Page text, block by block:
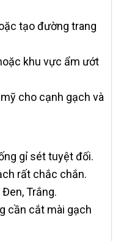
tạo đường trang
khu vực ẩm ướt
cho cạnh gạch và
gỉ sét tuyệt đối.
rất chắc chắn.
Trắng.
cần cắt mài gạch